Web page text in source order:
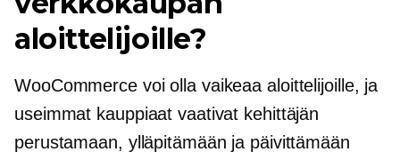
aloittelijoille?
WooCommerce voi olla vaikeaa aloittelijoille, ja
useimmat kauppiaat vaativat kehittäjän
perustamaan, ylläpitämään ja päivittämään